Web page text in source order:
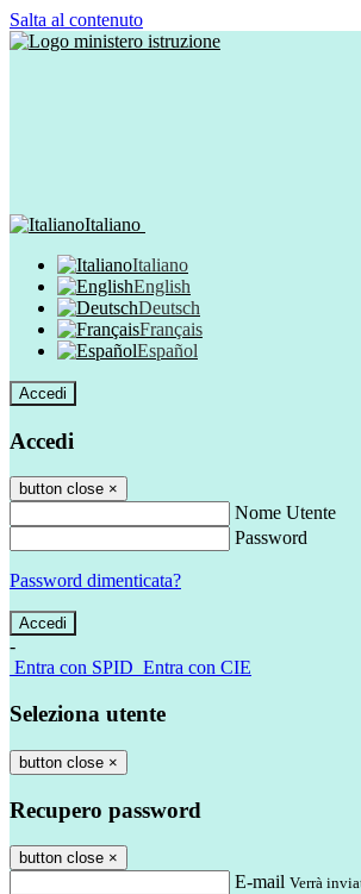
Salta al contenuto
Italiano
Italiano
English
Deutsch
Français
Español
Accedi
Accedi
button close ×
Nome Utente
Password
Password dimenticata?
-
Entra con SPID Entra con CIE
Seleziona utente
button close ×
Recupero password
button close ×
E-mail Verrà